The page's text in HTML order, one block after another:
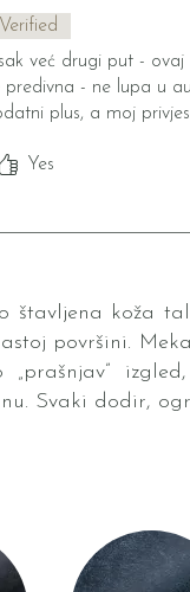
Verified
već drugi put -
predivna - ne lupa u
plus, a moj
Yes
štavljena koža
površini.
Svaki dodir,